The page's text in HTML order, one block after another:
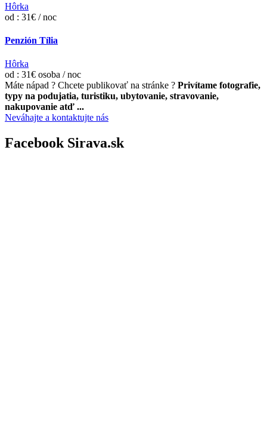
Hôrka
od : 31€ / noc
Penzión Tília
Hôrka
od : 31€ osoba / noc
Máte nápad ? Chcete publikovať na stránke ? Privítame fotografie,
typy na podujatia, turistiku, ubytovanie, stravovanie,
nakupovanie atď ...
Neváhajte a kontaktujte nás
Facebook Sirava.sk